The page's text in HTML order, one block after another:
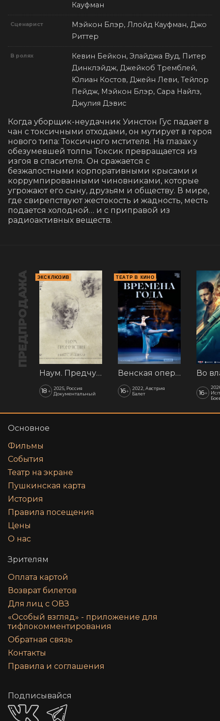
Кауфман
Сценарист
Мэйкон Блэр, Ллойд Кауфман, Джо
Риттер
В ролях
Кевин Бейкон, Элайджа Вуд, Питер
Динклэйдж, Джейкоб Тремблей,
Юлиан Костов, Джейн Леви, Тейлор
Пейдж, Мэйкон Блэр, Сара Найлз,
Джулия Дэвис
Когда уборщик-неудачник Уинстон Гус падает в
чан с токсичными отходами, он мутирует в героя
нового типа: Токсичного мстителя. На глазах у
обезумевшей толпы Токсик превращается из
изгоя в спасителя. Он сражается с
безжалостными корпоративными крысами и
коррумпированными чиновниками, которые
угрожают его сыну, друзьям и обществу. В мире,
где свирепствуют жестокость и жадность, месть
подается холодной… и с приправой из
радиоактивных веществ.
ПРЕДПРОДАЖА ЭКСКЛЮЗИВ
Наум. Предчувствия
18 + 2025, Россия
Документальный
ТЕАТР В КИНО
Венская опера: Времена года
16+
2022, Австрия
Балет
16+
Основное
Фильмы
События
Театр на экране
Пушкинская карта
История
Правила посещения
Цены
О нас
Зрителям
Оплата картой
Возврат билетов
Для лиц с ОВЗ
«‎Особый взгляд» - приложение для
тифлокомментирования
Обратная связь
Контакты
Правила и соглашения
Подписывайся